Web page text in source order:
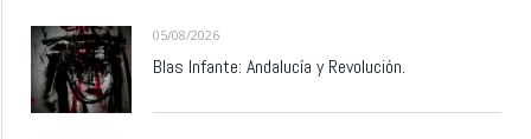
05/08/2026
Blas Infante: Andalucía y Revolución.